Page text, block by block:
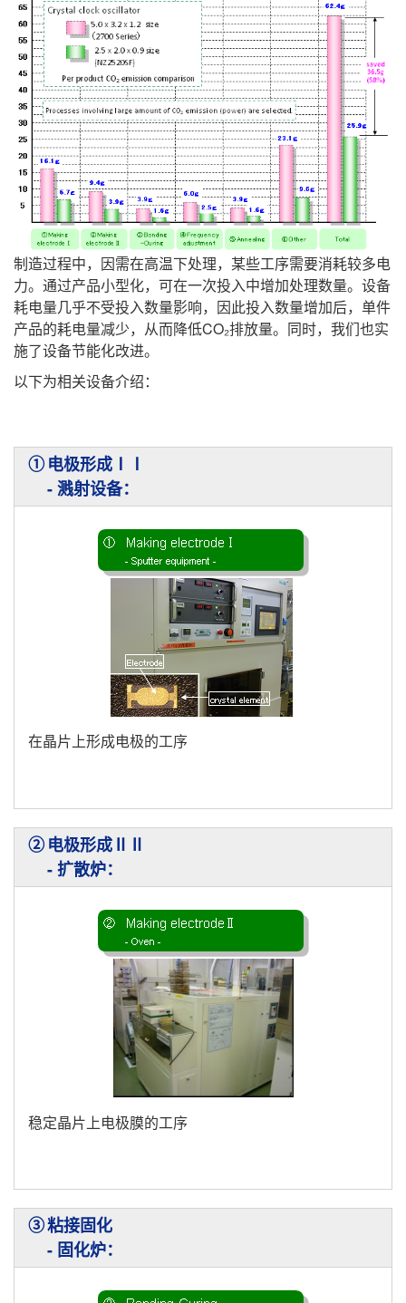
制造过程中，因需在高温下处理，某些工序需要消耗较多电
力。通过产品小型化，可在一次投入中增加处理数量。设备
耗电量几乎不受投入数量影响，因此投入数量增加后，单件
产品的耗电量减少，从而降低CO₂排放量。同时，我们也实
施了设备节能化改进。
以下为相关设备介绍：
①电极形成ⅠⅠ
- 溅射设备：
在晶片上形成电极的工序
②电极形成ⅡⅡ
- 扩散炉：
稳定晶片上电极膜的工序
③粘接固化
- 固化炉：